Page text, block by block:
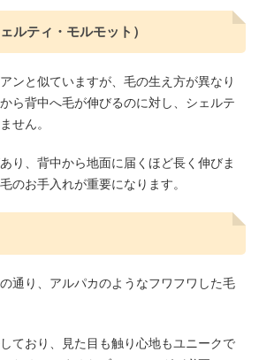
ルティ・モルモット）
ンと似ていますが、毛の生え方が異なり
ら背中へ毛が伸びるのに対し、シェルテ
せん。
り、背中から地面に届くほど長く伸びま
のお手入れが重要になります。
通り、アルパカのようなフワフワした毛
ており、見た目も触り心地もユニークで